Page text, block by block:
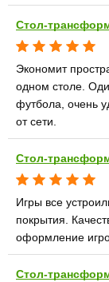
Стол-
Экономит
одном столе.
футбола, очень
от сети.
Стол-
Игры все
покрытия.
оформление
Стол-